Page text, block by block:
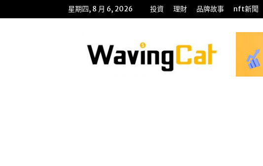
星期四, 8 月 6, 2026 投資 理財 品牌故事 nft新聞
招
財
貓